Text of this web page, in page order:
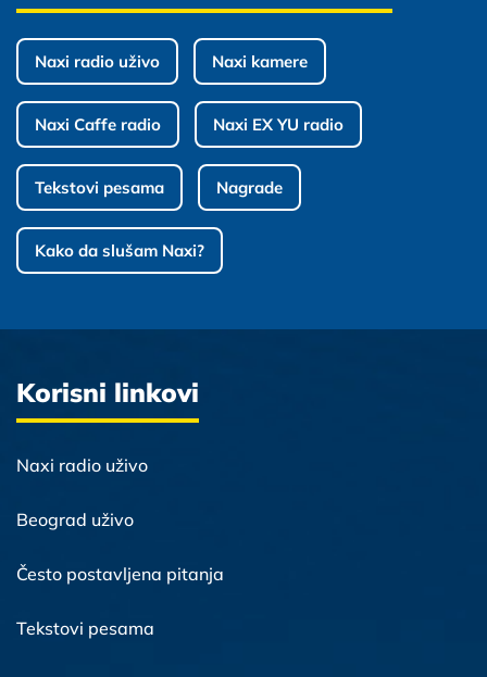
Naxi radio uživo Naxi kamere
Naxi Caffe radio Naxi EX YU radio
Tekstovi pesama Nagrade
Kako da slušam Naxi?
Korisni linkovi
Naxi radio uživo
Beograd uživo
Često postavljena pitanja
Tekstovi pesama